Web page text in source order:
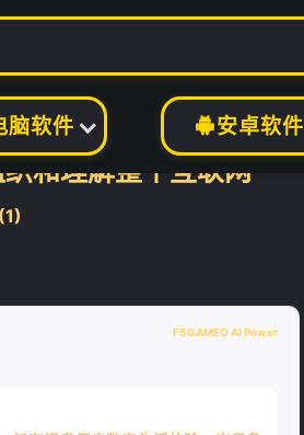
脑软件 安卓软件
和理解整个互联网
1)
FSGAMEO AI Power